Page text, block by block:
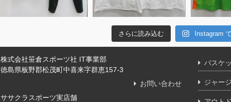
さらに読み込む Instagram
株式会社笹倉スポーツ社 IT事業部
徳島県板野郡松茂町中喜来字群恵157-3
お問い合わせ
ササクラスポーツ実店舗
バスケ
ジャー